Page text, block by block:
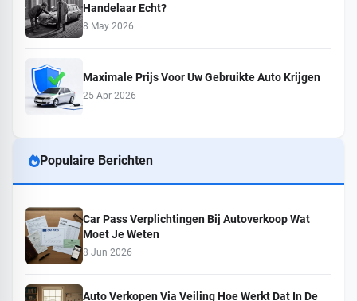
Handelaar Echt?
8 May 2026
Maximale Prijs Voor Uw Gebruikte Auto Krijgen
25 Apr 2026
Populaire Berichten
Car Pass Verplichtingen Bij Autoverkoop Wat
Moet Je Weten
8 Jun 2026
Auto Verkopen Via Veiling Hoe Werkt Dat In De